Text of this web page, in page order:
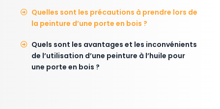
Quelles sont les précautions à prendre lors de
la peinture d’une porte en bois ?
Quels sont les avantages et les inconvénients
de l’utilisation d’une peinture à l’huile pour
une porte en bois ?